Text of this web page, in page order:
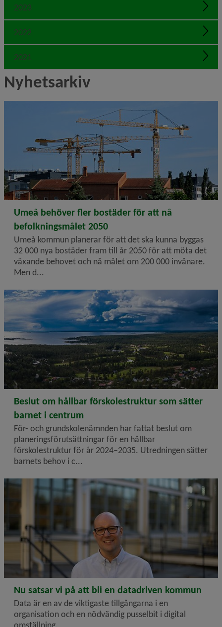
2023
2022
2021
Nyhetsarkiv
2024-10-25
Umeå behöver fler bostäder för att nå
befolkningsmålet 2050
Umeå kommun planerar för att det ska kunna byggas
32 000 nya bostäder fram till år 2050 för att möta det
växande behovet och nå målet om 200 000 invånare.
Men d...
2024-10-25
Beslut om hållbar förskolestruktur som sätter
barnet i centrum
För- och grundskolenämnden har fattat beslut om
planeringsförutsättningar för en hållbar
förskolestruktur för år 2024–2035. Utredningen sätter
barnets behov i c...
2024-10-24
Nu satsar vi på att bli en datadriven kommun
Data är en av de viktigaste tillgångarna i en
organisation och en nödvändig pusselbit i digital
omställning.